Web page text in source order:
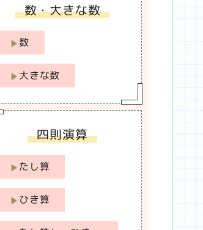
数・大きな数
数
大きな数
四則演算
たし算
ひき算